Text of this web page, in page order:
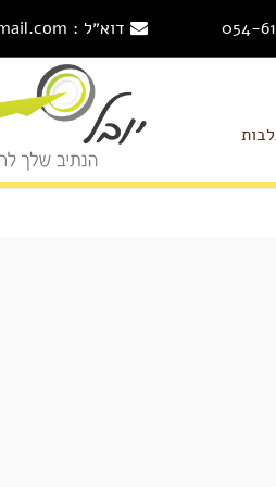
דוא״ל : yuval.lahana@gmail.com